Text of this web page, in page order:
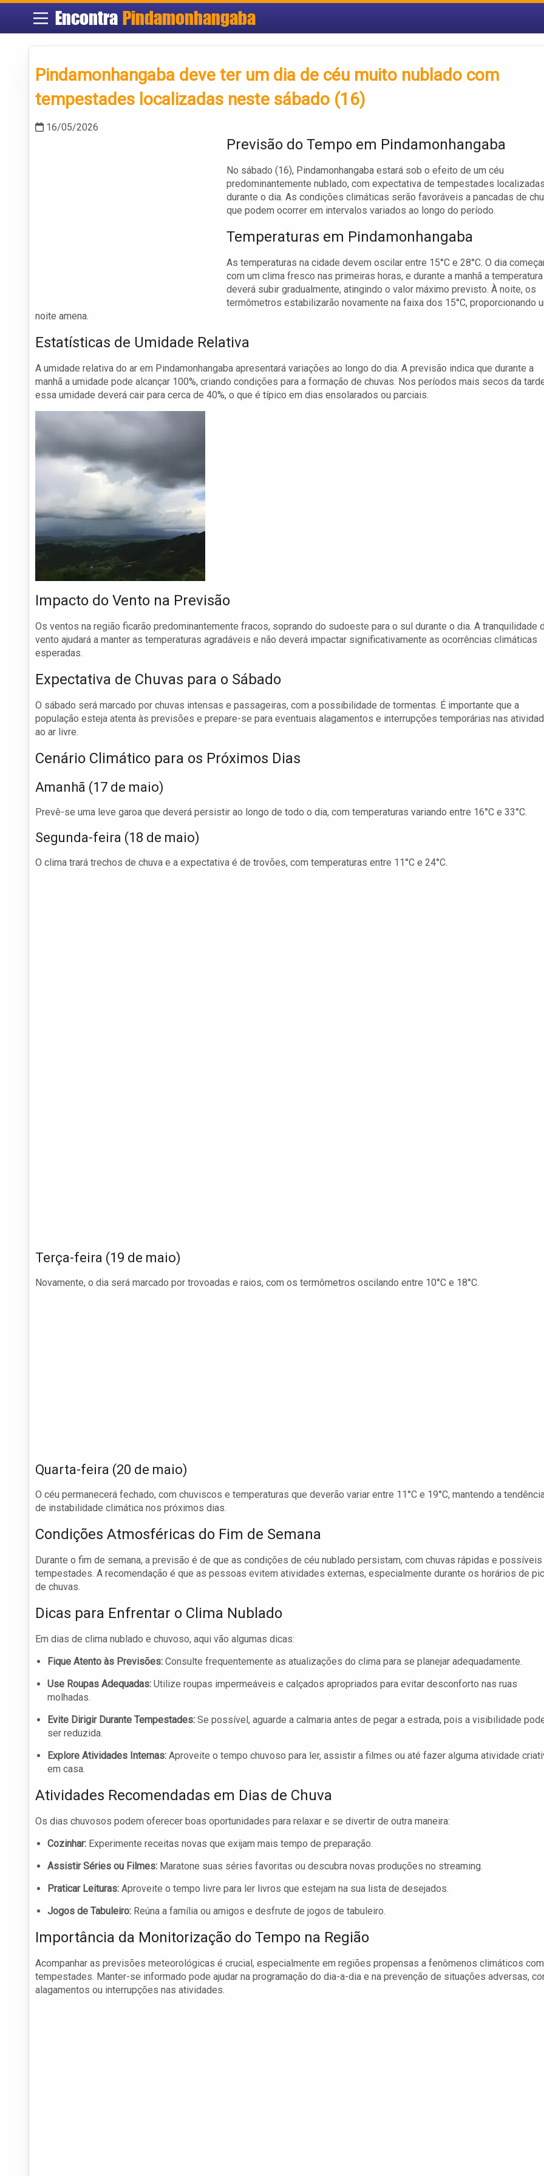
Encontra Pindamonhangaba
Pindamonhangaba deve ter um dia de céu muito nublado com
tempestades localizadas neste sábado (16)
16/05/2026
Previsão do Tempo em Pindamonhangaba
No sábado (16), Pindamonhangaba estará sob o efeito de um céu
predominantemente nublado, com expectativa de tempestades
durante o dia. As condições climáticas serão favoráveis a pancadas de
que podem ocorrer em intervalos variados ao longo do período.
Temperaturas em Pindamonhangaba
As temperaturas na cidade devem oscilar entre 15°C e 28°C. O dia
com um clima fresco nas primeiras horas, e durante a manhã a temperatura
deverá subir gradualmente, atingindo o valor máximo previsto. À noite, os
termômetros estabilizarão novamente na faixa dos 15°C, proporcionando
noite amena.
Estatísticas de Umidade Relativa
A umidade relativa do ar em Pindamonhangaba apresentará variações ao longo do dia. A previsão indica que durante a
manhã a umidade pode alcançar 100%, criando condições para a formação de chuvas. Nos períodos mais secos da
essa umidade deverá cair para cerca de 40%, o que é típico em dias ensolarados ou parciais.
Impacto do Vento na Previsão
Os ventos na região ficarão predominantemente fracos, soprando do sudoeste para o sul durante o dia. A tranquilidade
vento ajudará a manter as temperaturas agradáveis e não deverá impactar significativamente as ocorrências climáticas
esperadas.
Expectativa de Chuvas para o Sábado
O sábado será marcado por chuvas intensas e passageiras, com a possibilidade de tormentas. É importante que a
população esteja atenta às previsões e prepare-se para eventuais alagamentos e interrupções temporárias nas
ao ar livre.
Cenário Climático para os Próximos Dias
Amanhã (17 de maio)
Prevê-se uma leve garoa que deverá persistir ao longo de todo o dia, com temperaturas variando entre 16°C e 33°C.
Segunda-feira (18 de maio)
O clima trará trechos de chuva e a expectativa é de trovões, com temperaturas entre 11°C e 24°C.
Terça-feira (19 de maio)
Novamente, o dia será marcado por trovoadas e raios, com os termômetros oscilando entre 10°C e 18°C.
Quarta-feira (20 de maio)
O céu permanecerá fechado, com chuviscos e temperaturas que deverão variar entre 11°C e 19°C, mantendo a
de instabilidade climática nos próximos dias.
Condições Atmosféricas do Fim de Semana
Durante o fim de semana, a previsão é de que as condições de céu nublado persistam, com chuvas rápidas e possíveis
tempestades. A recomendação é que as pessoas evitem atividades externas, especialmente durante os horários de
de chuvas.
Dicas para Enfrentar o Clima Nublado
Em dias de clima nublado e chuvoso, aqui vão algumas dicas:
Fique Atento às Previsões: Consulte frequentemente as atualizações do clima para se planejar adequadamente.
Use Roupas Adequadas: Utilize roupas impermeáveis e calçados apropriados para evitar desconforto nas ruas
molhadas.
Evite Dirigir Durante Tempestades: Se possível, aguarde a calmaria antes de pegar a estrada, pois a visibilidade
ser reduzida.
Explore Atividades Internas: Aproveite o tempo chuvoso para ler, assistir a filmes ou até fazer alguma atividade
em casa.
Atividades Recomendadas em Dias de Chuva
Os dias chuvosos podem oferecer boas oportunidades para relaxar e se divertir de outra maneira:
Cozinhar: Experimente receitas novas que exijam mais tempo de preparação.
Assistir Séries ou Filmes: Maratone suas séries favoritas ou descubra novas produções no streaming.
Praticar Leituras: Aproveite o tempo livre para ler livros que estejam na sua lista de desejados.
Jogos de Tabuleiro: Reúna a família ou amigos e desfrute de jogos de tabuleiro.
Importância da Monitorização do Tempo na Região
Acompanhar as previsões meteorológicas é crucial, especialmente em regiões propensas a fenômenos climáticos
tempestades. Manter-se informado pode ajudar na programação do dia-a-dia e na prevenção de situações adversas,
alagamentos ou interrupções nas atividades.